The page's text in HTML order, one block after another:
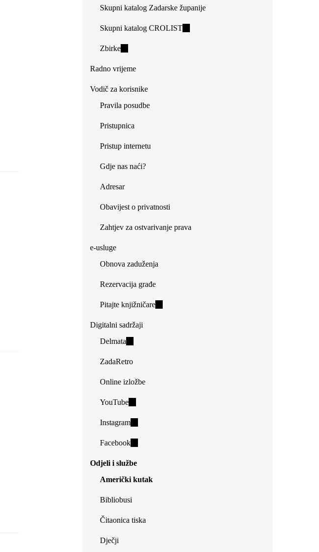
Skupni katalog Zadarske županije
Skupni katalog CROLIST(link
Zbirke(link
external)
Radno vrijeme
Vodič za korisnike
Pravila posudbe
Pristupnica
Pristup internetu
Gdje nas naći?
Adresar
Obavijest o privatnosti
Zahtjev za ostvarivanje prava
e-usluge
Obnova zaduženja
Rezervacija građe
Pitajte knjižničare(link
Digitalni sadržaji
Delmata
external)
ZadaRetro
Online izložbe
YouTube(link
external)
Instagram(link
external)
Facebook(link
external)
Odjeli i službe
Američki kutak
Bibliobusi
Čitaonica tiska
Dječji